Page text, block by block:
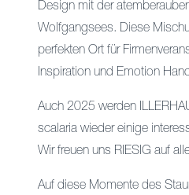
Design mit der
Wolfgangsees. Diese
perfekten Ort für
Inspiration und Emotion
Auch 2025 werden
scalaria wieder einige
Wir freuen uns RIESIG auf
Auf diese Momente des